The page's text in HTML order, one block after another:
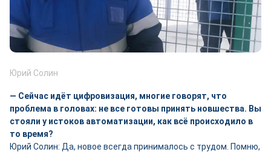
Юрий Солин
— Сейчас идёт цифровизация, многие говорят, что
проблема в головах: не все готовы принять новшества. Вы
стояли у истоков автоматизации, как всё происходило в
то время?
Юрий Солин: Да, новое всегда принималось с трудом. Помню,